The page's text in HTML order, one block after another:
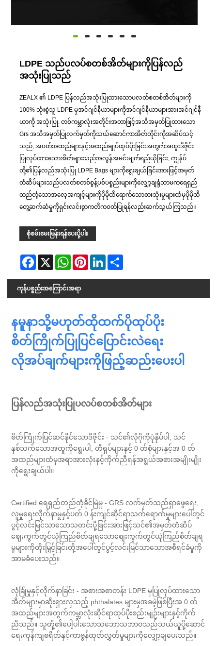
LDPE သည်ပလပ်စတစ်အိတ်များကိုပြန်လည်
အသုံးပြုသည်
ZEALX ၏ LDPE ပြန်လည်အသုံးပြုထားသောပလတ်စတစ်အိတ်များကို
100% သုံးစွဲသူ LDPE မှအင်ဂျင်နီယာများကိုအင်ဂျင်နီယာများအားအင်ဂျင်နီ
ယာကို အသုံးပြု. တစ်ကမ္ဘာလုံးအတိုင်းအတာဖြင့်အသိအမှတ်ပြုထားသော
Grs အသိအမှတ်ပြုလက်မှတ်ကိုသယ်ဆောင်ကာအိတ်တိုင်းကိုအဆိပ်သင့်
သည်, အဝတ်အထည်များနှင့်အထည်ချုပ်ထုပ်ပိုးခြင်းအတွက်အထူးဒီဇိုင်း
ပြုလုပ်ထားသောအိတ်များသည်အလွန်အမင်းမျက်ရည်ယိုခြင်း, ကျွန်ုပ်
တို့၏ပြန်လည်အသုံးပြု LDPE Bags များကိုရွေးချယ်ခြင်းအားဖြင့်အမှတ်
တံဆိပ်များသည်ပလတ်စတစ်စွန့်ပစ်ပစ္စည်းများကိုလျှော့ချရုံသာမကရေရှည်
တည်တံ့သောအလေ့အကျင့်များကိုပိုမိုထိရောက်သောစားသုံးမှုများထံမှပိုမိုထိ
တွေ့ဆက်ဆံမှုကိုရှင်းလင်းစွာကတိကဝတ်ပြုရန်လည်းဆက်သွယ်ကြသည်။
စုံစမ်းမေးမြန်းရန်ပေးပို့ပါ။
Facebook
X WhatsAppPinterestLinkedIn
ကုန်ပစ္စည်းအကြောင်းအရာ
နမူနာသို့မဟုတ်ထိုထက်ပိုထုပ်ပိုး
စိတ်ကြိုက်ပြုပြင်ပြောင်းလဲရေး
လိုအပ်ချက်များကိုဖြည့်ဆည်းပေးပါ
ပြန်လည်အသုံးပြုပလပ်စတစ်အိတ်များ
စိတ်ကြိုက်ပြင်ဆင်နိုင်သောဒီဇိုင်း - သင်၏လိုဂိုကိုပုံနှိပ်ပါ, သင်
နှစ်သက်သောအထူကိုရွေးပါ, တီရှပ်များနှင့် 0 တ်စုံများနှင့်အ 0 တ်
အထည်များထံမှအရာအားလုံးနှင့်ကိုက်ညီရန်အရွယ်အစားအမျိုးမျိုး
ကိုရွေးချယ်ပါ။
Certified ရေရှည်တည်တံ့ခိုင်မြဲမှု - GRS လက်မှတ်သည်ရှာဖွေရေး,
လူမှုရေးလိုက်နာမှုနှင့်ပတ် 0 န်းကျင်ဆိုင်ရာသက်ရောက်မှုများပေါ်တွင်
ပွင့်လင်းမြင်သာသောသတင်းပို့ခြင်းအားဖြင့်သင်၏အမှတ်တံဆိပ်
ဈေးကွက်တွင်ယုံကြည်စိတ်ချရသောစျေးကွက်တွင်ယုံကြည်စိတ်ချရ
မှုများကိုတိုးမြှင့်ခြင်းတို့အပေါ်တွင်ပွင့်လင်းမြင်သာသောအစီရင်ခံမှုကို
အာမခံပေးသည်။
လုံခြုံမှုနှင့်လိုက်နာခြင်း - အစားအစာတန်း LDPE မှပြုလုပ်ထားသော
အိတ်များမှာဆိုးရှားလှသည့် phthalates များမှအခမဲ့ဖြစ်ပြီးအ 0 တ်
အထည်များအတွက်ကမ္ဘာလုံးဆိုင်ရာထုပ်ပိုးစည်းမျဉ်းများနှင့်ကိုက်
ညီသည်။ သူတို့၏ပေါ့ပါးသောသဘောသဘာဝသည်သယ်ယူပို့ဆောင်
ရေးကုန်ကျစရိတ်နှင့်ကာဗွန်ထုတ်လွှတ်မှုများကိုလျှော့ချပေးသည်။